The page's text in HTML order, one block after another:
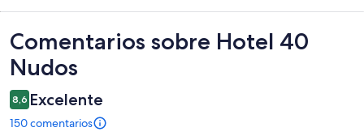
Comentarios
Comentarios sobre Hotel 40
Nudos
8,6 Excelente
150 comentarios